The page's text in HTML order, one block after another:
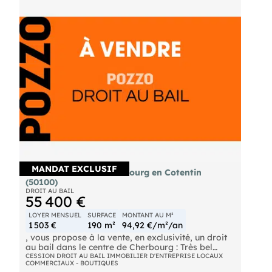
MANDAT EXCLUSIF
Cède bail 190m² à Cherbourg en Cotentin
(50100)
DROIT AU BAIL
55 400 €
LOYER MENSUEL
1 503 €
SURFACE
190 m²
MONTANT AU M²
94,92 €/m²/an
, vous propose à la vente, en exclusivité, un droit
au bail dans le centre de Cherbourg : Très bel
emplacement pour cette cession de droit au bail
destinée aux professionnels à la recherche d'une
CESSION DROIT AU BAIL IMMOBILIER D'ENTREPRISE LOCAUX
COMMERCIAUX - BOUTIQUES